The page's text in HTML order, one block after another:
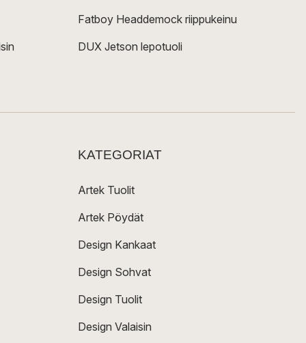
Fatboy Headdemock riippukeinu
DUX Jetson lepotuoli
KATEGORIAT
Artek Tuolit
Artek Pöydät
Design Kankaat
Design Sohvat
Design Tuolit
Design Valaisin